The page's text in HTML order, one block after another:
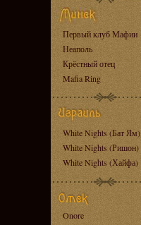
Первый клуб Мафии
Неаполь
Крёстный отец
Mafia Ring
White Nights (Бат Ям)
White Nights (Ришон)
White Nights (Хайфа)
Onore